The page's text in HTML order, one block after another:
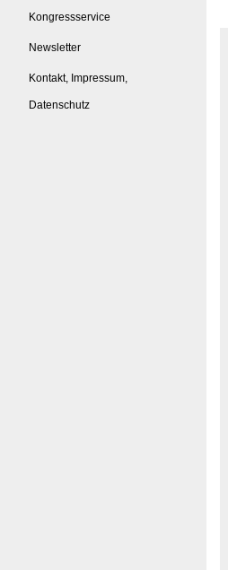
Kongressservice
Newsletter
Kontakt, Impressum,
Datenschutz